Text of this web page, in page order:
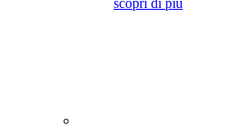
scopri di piu